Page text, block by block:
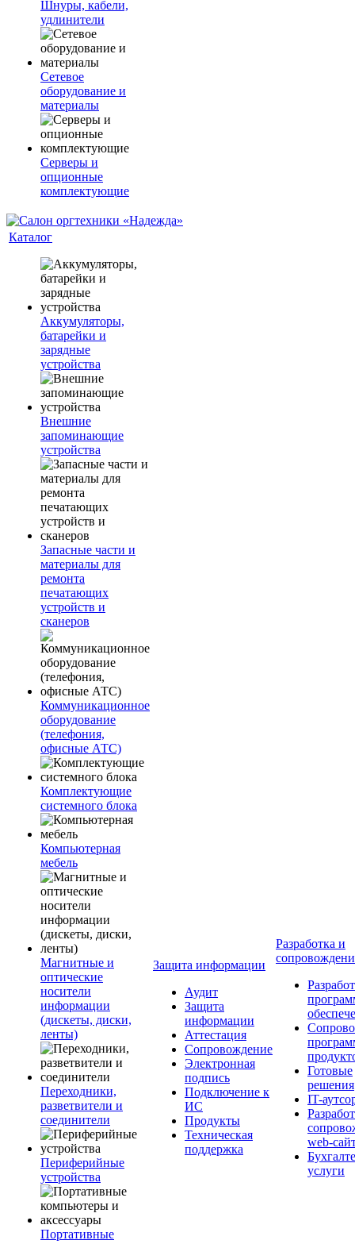
Шнуры, кабели,
удлинители
Сетевое
оборудование и
материалы
Серверы и
опционные
комплектующие
Каталог
Аккумуляторы,
батарейки и
зарядные
устройства
Внешние
запоминающие
устройства
Запасные части и
материалы для
ремонта
печатающих
устройств и
сканеров
Коммуникационное
оборудование
(телефония,
офисные АТС)
Комплектующие
системного блока
Компьютерная
мебель
Магнитные и
оптические
носители
информации
(дискеты, диски,
ленты)
Переходники,
разветвители и
соединители
Периферийные
устройства
Портативные
Защита информации
Аудит
Защита
информации
Аттестация
Сопровождение
Электронная
подпись
Подключение к
ИС
Продукты
Техническая
поддержка
Разработка и
Готовые
решения
IT-
web-
услуги